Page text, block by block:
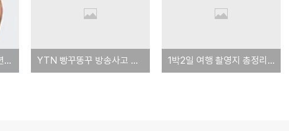
강호동 KBS 연예대상 2년연속 수상, 대상 징크스 무색 YTN 빵꾸똥꾸 방송사고 동영상(영상도 나옴) 1박2일 여행 촬영지 총정리 리스트